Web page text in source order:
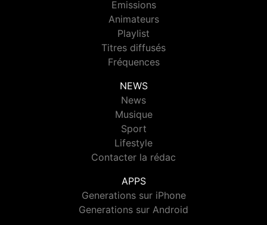
Emissions
Animateurs
Playlist
Titres diffusés
Fréquences
NEWS
News
Musique
Sport
Lifestyle
Contacter la rédac
APPS
Generations sur iPhone
Generations sur Android